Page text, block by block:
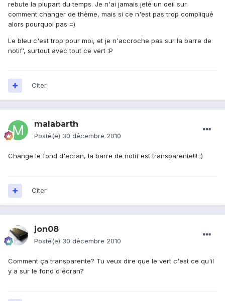
rebute la plupart du temps. Je n'ai jamais jeté un oeil sur
comment changer de thème, mais si ce n'est pas trop compliqué
alors pourquoi pas =)
Le bleu c'est trop pour moi, et je n'accroche pas sur la barre de
notif', surtout avec tout ce vert :P
Citer
malabarth
Posté(e) 30 décembre 2010
Change le fond d'ecran, la barre de notif est transparente!!! ;)
Citer
jon08
Posté(e) 30 décembre 2010
Comment ça transparente? Tu veux dire que le vert c'est ce qu'il
y a sur le fond d'écran?